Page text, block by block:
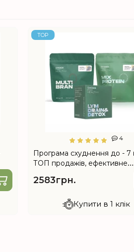
TOP
4
Програма схуднення до - 7
ТОП продажів, ефективне
жироспалювання) від
2583грн.
Купити в 1 клік